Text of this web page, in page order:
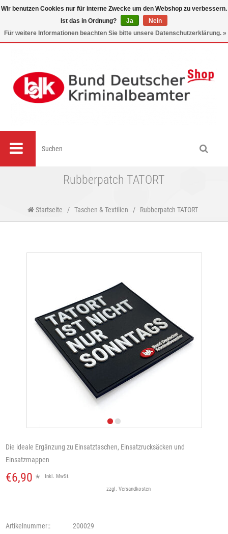
Rubberpatch TATORT
Startseite / Taschen & Textilien / Rubberpatch TATORT
Die ideale Ergänzung zu Einsatztaschen, Einsatzrucksäcken und
Einsatzmappen
€6,90*
Inkl. MwSt.
zzgl. Versandkosten
Artikelnummer::
200029
Wir benutzen Cookies nur für interne Zwecke um den Webshop zu verbessern.
Ist das in Ordnung?
Ja
Nein
Für weitere Informationen beachten Sie bitte unsere Datenschutzerklärung. »